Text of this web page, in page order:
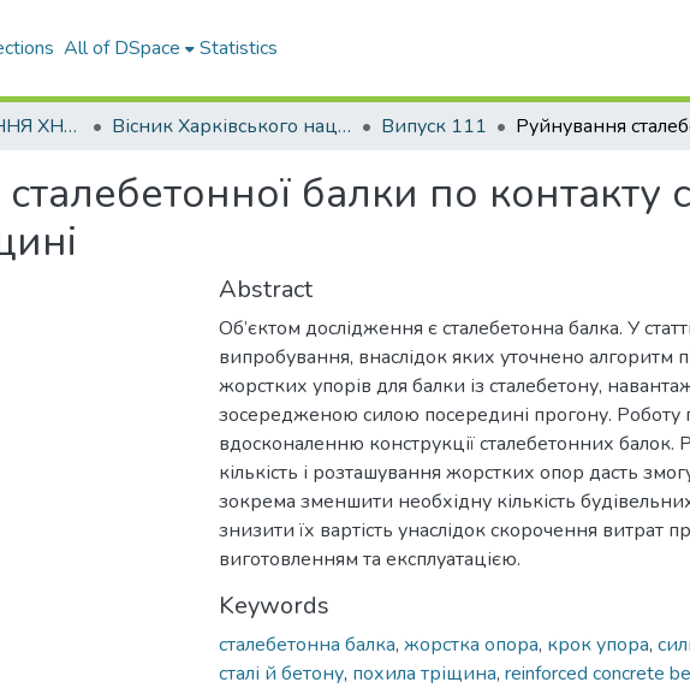
All of DSpace Statistics
НАУКОВІ ВИДАННЯ ХНАДУ Вісник Харківського національного автомобільно-дорожнього університету / Вестник Харьковского национального автомобильно-дорожного университета Випуск 111
балки по контакту
Abstract
Об’єктом дослідження є сталебетонна балка. У
випробування, внаслідок яких уточнено алгоритм
жорстких упорів для балки із сталебетону,
зосередженою силою посередині прогону. Роботу
вдосконаленню конструкції сталебетонних балок.
кількість і розташування жорстких опор дасть
зокрема зменшити необхідну кількість будівельних
знизити їх вартість унаслідок скорочення витрат
виготовленням та експлуатацією.
Keywords
сталебетонна балка, жорстка опора, крок упора,
сталі й бетону, похила тріщина, reinforced concrete